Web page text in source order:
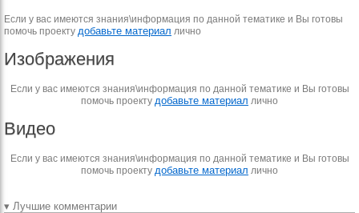
Если у вас имеются знания\информация по данной тематике и Вы готовы
помочь проекту добавьте материал лично
Изображения
Если у вас имеются знания\информация по данной тематике и Вы готовы
помочь проекту добавьте материал лично
Видео
Если у вас имеются знания\информация по данной тематике и Вы готовы
помочь проекту добавьте материал лично
▾ Лучшие комментарии